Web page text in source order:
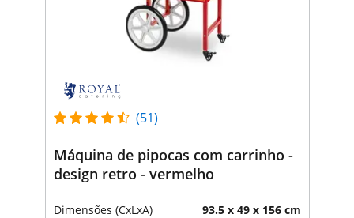
(51)
Máquina de pipocas com carrinho -
design retro - vermelho
Dimensões (CxLxA) 93.5 x 49 x 156 cm